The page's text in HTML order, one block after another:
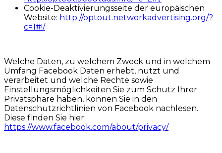
Cookie-Deaktivierungsseite der europäischen
Website: http://optout.networkadvertising.org/?
c=1#!/
Welche Daten, zu welchem Zweck und in welchem
Umfang Facebook Daten erhebt, nutzt und
verarbeitet und welche Rechte sowie
Einstellungsmöglichkeiten Sie zum Schutz Ihrer
Privatsphäre haben, können Sie in den
Datenschutzrichtlinien von Facebook nachlesen.
Diese finden Sie hier:
https://www.facebook.com/about/privacy/